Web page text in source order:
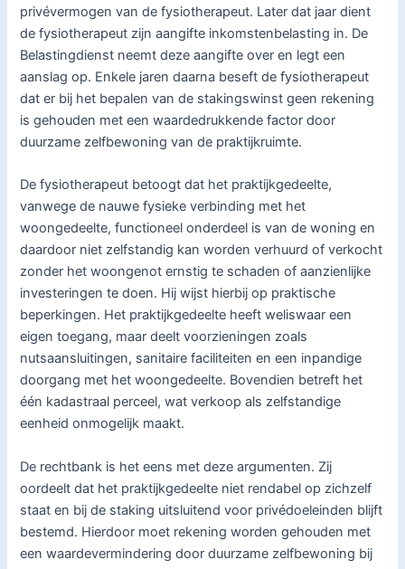
privévermogen van de fysiotherapeut. Later dat jaar dient
de fysiotherapeut zijn aangifte inkomstenbelasting in. De
Belastingdienst neemt deze aangifte over en legt een
aanslag op. Enkele jaren daarna beseft de fysiotherapeut
dat er bij het bepalen van de stakingswinst geen rekening
is gehouden met een waardedrukkende factor door
duurzame zelfbewoning van de praktijkruimte.
De fysiotherapeut betoogt dat het praktijkgedeelte,
vanwege de nauwe fysieke verbinding met het
woongedeelte, functioneel onderdeel is van de woning en
daardoor niet zelfstandig kan worden verhuurd of verkocht
zonder het woongenot ernstig te schaden of aanzienlijke
investeringen te doen. Hij wijst hierbij op praktische
beperkingen. Het praktijkgedeelte heeft weliswaar een
eigen toegang, maar deelt voorzieningen zoals
nutsaansluitingen, sanitaire faciliteiten en een inpandige
doorgang met het woongedeelte. Bovendien betreft het
één kadastraal perceel, wat verkoop als zelfstandige
eenheid onmogelijk maakt.
De rechtbank is het eens met deze argumenten. Zij
oordeelt dat het praktijkgedeelte niet rendabel op zichzelf
staat en bij de staking uitsluitend voor privédoeleinden blijft
bestemd. Hierdoor moet rekening worden gehouden met
een waardevermindering door duurzame zelfbewoning bij